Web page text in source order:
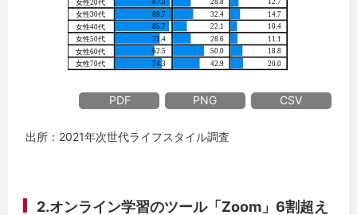
PDF PNG CSV
出所：2021年次世代ライフスタイル調査
2.オンライン学習のツール「Zoom」6割超え